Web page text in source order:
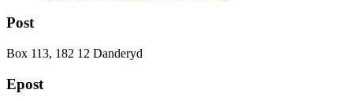
Post
Box 113, 182 12 Danderyd
Epost